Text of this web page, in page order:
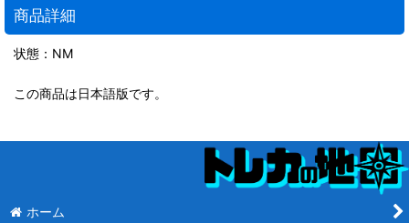
商品詳細
状態：NM
この商品は日本語版です。
ホーム